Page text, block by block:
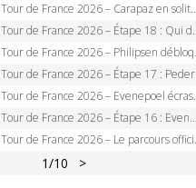
Tour de France 2026 – Carapaz en solitaire à Orcières-Merlette, Paret-Peintre à un point du maillot à pois
Tour de France 2026 – Étape 18 : Qui domptera Orcières-Merlette, première marche vers l’Alpe d’Huez ?
Tour de France 2026 – Philipsen débloque son compteur à Voiron, Pedersen en danger pour le maillot vert
Tour de France 2026 – Étape 17 : Pedersen peut-il verrouiller le maillot vert à Voiron ?
Tour de France 2026 – Evenepoel écrase le chrono d’Évian, Seixas 4e, Lipowitz abandonne
Tour de France 2026 – Étape 16 : Evenepoel, Pogacar, Ganna… qui domptera le chrono d’Évian pour redessiner le podium ?
Tour de France 2026 – Le parcours officiel complet : 21 étapes, profils, carte et dates
1/10 >